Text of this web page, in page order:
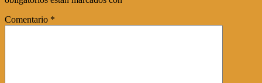
Comentario *